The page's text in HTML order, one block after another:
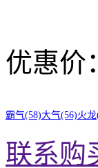
优惠价
霸气(58)大气(56)火
联系购